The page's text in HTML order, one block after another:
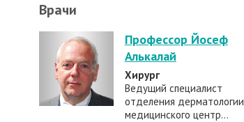
Врачи
Профессор Йосеф
Алькалай
Хирург
Ведущий специалист
отделения дерматологии
медицинского центр...